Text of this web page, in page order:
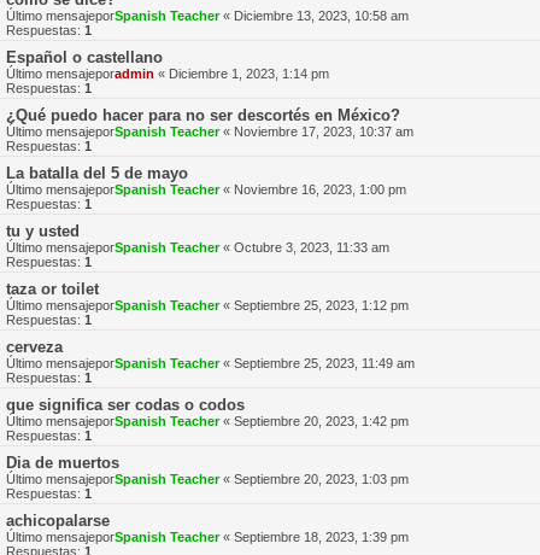
Último mensajeporSpanish Teacher« Diciembre 13, 2023, 10:58 am
Respuestas: 1
Español o castellano
Último mensajeporadmin « Diciembre 1, 2023, 1:14 pm
Respuestas: 1
¿Qué puedo hacer para no ser descortés en México?
Último mensajeporSpanish Teacher« Noviembre 17, 2023, 10:37 am
Respuestas: 1
La batalla del 5 de mayo
Último mensajeporSpanish Teacher« Noviembre 16, 2023, 1:00 pm
Respuestas: 1
tu y usted
Último mensajeporSpanish Teacher« Octubre 3, 2023, 11:33 am
Respuestas: 1
taza or toilet
Último mensajeporSpanish Teacher« Septiembre 25, 2023, 1:12 pm
Respuestas: 1
cerveza
Último mensajeporSpanish Teacher« Septiembre 25, 2023, 11:49 am
Respuestas: 1
que significa ser codas o codos
Último mensajeporSpanish Teacher« Septiembre 20, 2023, 1:42 pm
Respuestas: 1
Dia de muertos
Último mensajeporSpanish Teacher« Septiembre 20, 2023, 1:03 pm
Respuestas: 1
achicopalarse
Último mensajeporSpanish Teacher« Septiembre 18, 2023, 1:39 pm
Respuestas: 1